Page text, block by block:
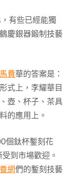
有些已經能獨
慶銀器鍛制技藝
費華的答案是：
式上，李耀華目
壺、杯子、茶具
的應用上。
個鈦杯鏨刻花
到市場歡迎。
網們的鏨刻技藝